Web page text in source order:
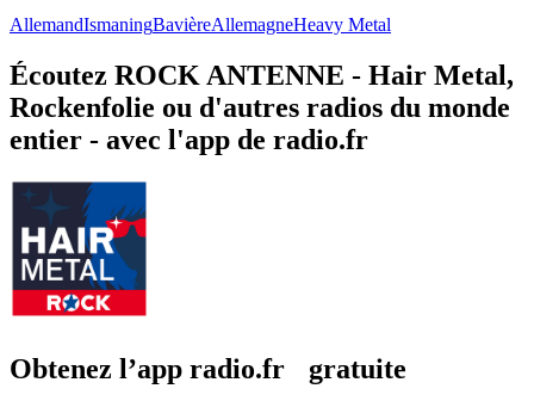
AllemandIsmaningBavièreAllemagneHeavy Metal
Écoutez ROCK ANTENNE - Hair Metal,
Rockenfolie ou d'autres radios du monde
entier - avec l'app de radio.fr
Obtenez l’app radio.fr gratuite